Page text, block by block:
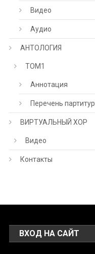
Видео
Аудио
АНТОЛОГИЯ
ТОМ1
Аннотация
Перечень партитур
ВИРТУАЛЬНЫЙ ХОР
Видео
Контакты
ВХОД НА САЙТ